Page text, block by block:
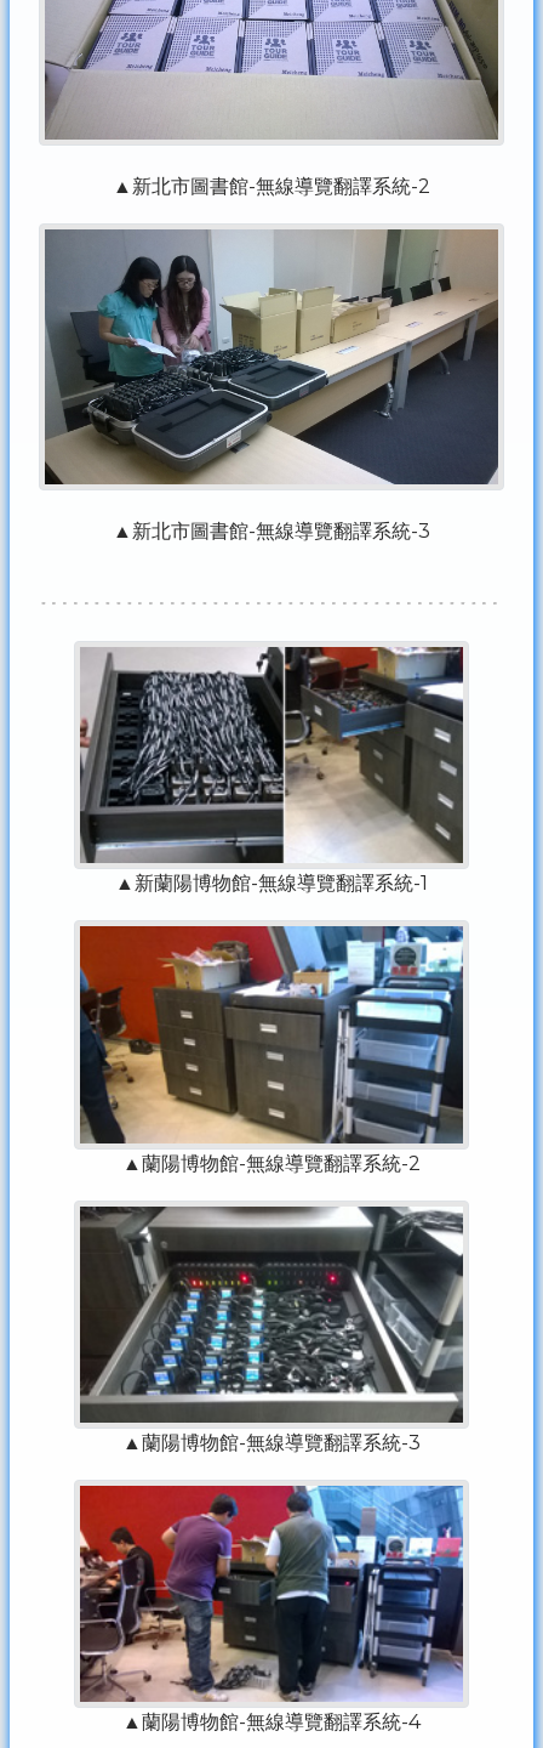
▲新北市圖書館-無線導覽翻譯系統-2
▲新北市圖書館-無線導覽翻譯系統-3
▲新蘭陽博物館-無線導覽翻譯系統-1
▲蘭陽博物館-無線導覽翻譯系統-2
▲蘭陽博物館-無線導覽翻譯系統-3
▲蘭陽博物館-無線導覽翻譯系統-4